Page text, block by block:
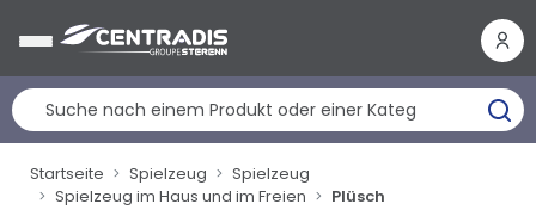
Startseite Spielzeug
Spielzeug
Spielzeug im Haus und im Freien
Plüsch